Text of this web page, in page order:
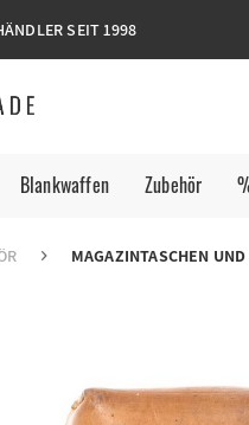
SEIT 1998
Blankwaffen Zubehör
MAGAZINTASCHEN